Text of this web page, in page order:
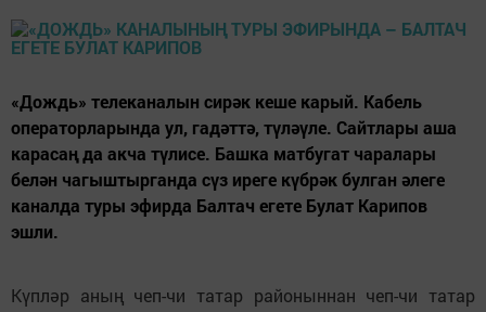
«Дождь» телеканалын сирәк кеше карый. Кабель
операторларында ул, гадәттә, түләүле. Сайтлары аша
карасаң да акча түлисе. Башка матбугат чаралары
белән чагыштырганда сүз иреге күбрәк булган әлеге
каналда туры эфирда Балтач егете Булат Карипов
эшли.
Күпләр аның чеп-чи татар районыннан чеп-чи татар